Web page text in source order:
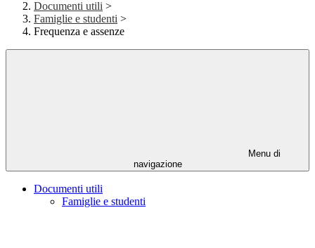
Documenti utili >
Famiglie e studenti >
Frequenza e assenze
Menu di
navigazione
Documenti utili
Famiglie e studenti